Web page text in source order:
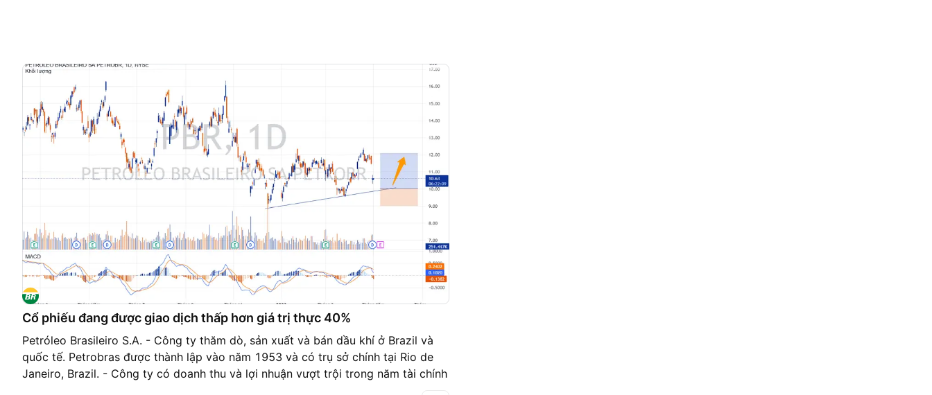
Cổ phiếu đang được giao dịch thấp hơn giá trị thực 40%
Petróleo Brasileiro S.A. - Công ty thăm dò, sản xuất và bán dầu khí ở Brazil và
quốc tế. Petrobras được thành lập vào năm 1953 và có trụ sở chính tại Rio de
Janeiro, Brazil. - Công ty có doanh thu và lợi nhuận vượt trội trong năm tài chính